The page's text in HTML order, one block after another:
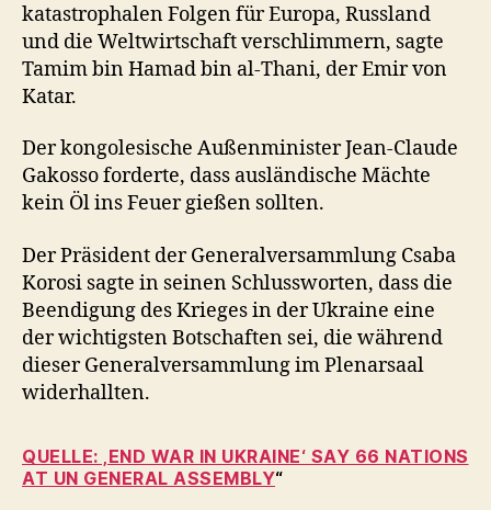
katastrophalen Folgen für Europa, Russland
und die Weltwirtschaft verschlimmern, sagte
Tamim bin Hamad bin al-Thani, der Emir von
Katar.
Der kongolesische Außenminister Jean-Claude
Gakosso forderte, dass ausländische Mächte
kein Öl ins Feuer gießen sollten.
Der Präsident der Generalversammlung Csaba
Korosi sagte in seinen Schlussworten, dass die
Beendigung des Krieges in der Ukraine eine
der wichtigsten Botschaften sei, die während
dieser Generalversammlung im Plenarsaal
widerhallten.
QUELLE: ‚END WAR IN UKRAINE‘ SAY 66 NATIONS
AT UN GENERAL ASSEMBLY“